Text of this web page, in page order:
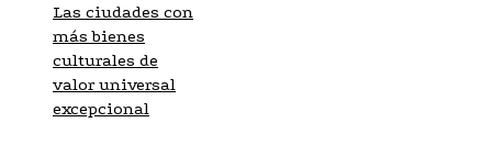
Las ciudades con
más bienes
culturales de
valor universal
excepcional